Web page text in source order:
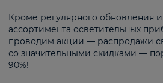
Кроме регулярного обновления
ассортимента осветительных
проводим акции — распродажи
со значительными скидками —
90%!